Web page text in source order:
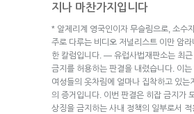
지나 마찬가지입니다
* 알제리계 영국인이자 무슬림으로, 소수
주로 다루는 비디오 저널리스트 이만 암
한 칼럼입니다. — 유럽사법재판소는 최
금지를 허용하는 판결을 내렸습니다. 이
여성들의 옷차림에 얼마나 집착하고 있는
의 증거입니다. 이번 판결은 히잡 금지가
상징을 금지하는 사내 정책의 일부로서